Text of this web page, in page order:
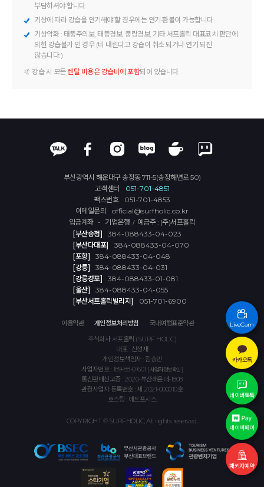
부담하셔야 합니다.
기상에 따라 강습을 연기해야 할 경우에는 연기·환불이 가능합니다.
기상악화 : 태풍주의보, 태풍경보, 풍랑경보, 기타 서프홀릭 대표코치 판단에
의한 강습불가 인 경우 (비 내린다고 강습이 취소 되거나 연기 되진
않습니다.)
🤙 강습 시 모든 렌탈 비용은 강습비에 포함되어 있습니다.
부산광역시 해운대구 송정동 711-5(송정해변로 50)
고객센터
051-701-4851
팩스번호
051-701-4853
이메일문의
official@surfholic.co.kr
입금계좌 - 기업은행/예금주 : (주)서프홀릭
[부산송정]
384-088433-04-023
[부산다대포]
384-088433-04-070
[포항]
384-088433-04-048
[강릉]
384-088433-04-031
[강릉경포]
384-088433-01-081
[울산]
384-088433-04-055
[부산서프홀릭빌리지]
051-701-6900
이용약관 개인정보처리방침
국내여행표준약관
주식회사 서프홀릭 (SURF HOLIC)
대표 : 신성재
개인정보책임자 : 김승민
사업자번호 : 189-88-01601 [ 사업자정보확인 ]
통신판매신고증 : 2020-부산해운대-1808
관광사업자 등록번호 : 제 2021-000010호
호스팅 : 애드포시스
COPYRIGHT © SURFHOLIC, All rights reserved.
LiveCam
카카오톡
네이버톡톡
네이버페이
패키지예약